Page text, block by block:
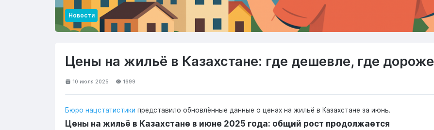
Новости
Цены на жильё в Казахстане: где дешевле, где дороже
10 июля 2025 1699
Бюро нацстатистики представило обновлённые данные о ценах на жильё в Казахстане за июнь.
Цены на жильё в Казахстане в июне 2025 года: общий рост продолжается